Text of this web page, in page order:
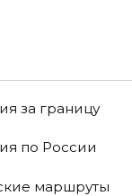
за границу
по России
маршруты